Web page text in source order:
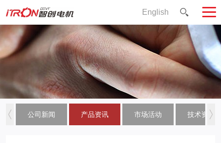
English
公司新闻 产品资讯 市场活动 技术资讯